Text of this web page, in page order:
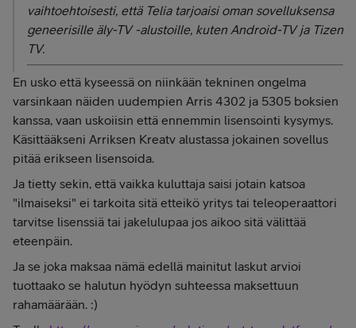
vaihtoehtoisesti, että Telia tarjoaisi oman sovelluksensa
geneerisille äly-TV -alustoille, kuten Android-TV ja Tizen
TV.
En usko että kyseessä on niinkään tekninen ongelma
varsinkaan näiden uudempien Arris 4302 ja 5305 boksien
kanssa, vaan uskoiisin että ennemmin lisensointi kysymys.
Käsittääkseni Arriksen Kreatv alustassa jokainen sovellus
pitää erikseen lisensoida.
Ja tietty sekin, että vaikka kuluttaja saisi jotain katsoa
"ilmaiseksi" ei tarkoita sitä etteikö yritys tai teleoperaattori
tarvitse lisenssiä tai jakelulupaa jos aikoo sitä välittää
eteenpäin.
Ja se joka maksaa nämä edellä mainitut laskut arvioi
tuottaako se halutun hyödyn suhteessa maksettuun
rahamäärään. :)